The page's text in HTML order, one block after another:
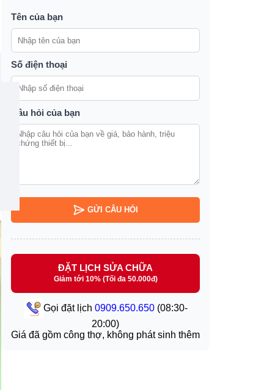
Tên của bạn
Số điện thoại
Câu hỏi của bạn
GỬI CÂU HỎI
ĐẶT LỊCH SỬA CHỮA
Giảm tới 10% (Tối đa 50.000đ)
Gọi đặt lịch 0909.650.650(08:30-
20:00)
Giá đã gồm công thợ, không phát sinh thêm